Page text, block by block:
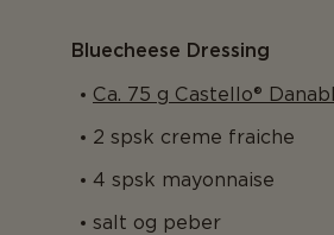
Bluecheese Dressing
Ca. 75 g Castello®
2 spsk creme fraiche
4 spsk mayonnaise
salt og peber